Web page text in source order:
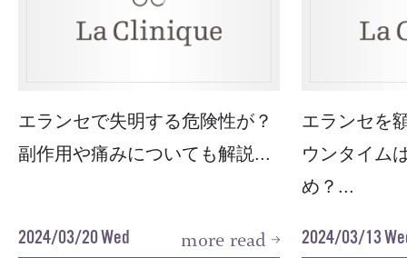
エランセで失明する危険性が？
副作用や痛みについても解説...
2024/03/20 Wed more read
エランセを
ウンタイム
め？...
2024/03/13